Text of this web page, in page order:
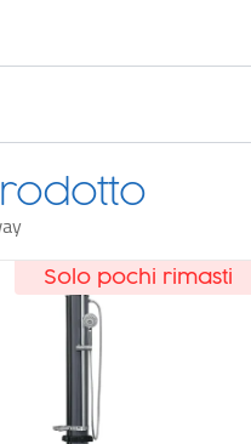
Novità
Solo 1 rimasto